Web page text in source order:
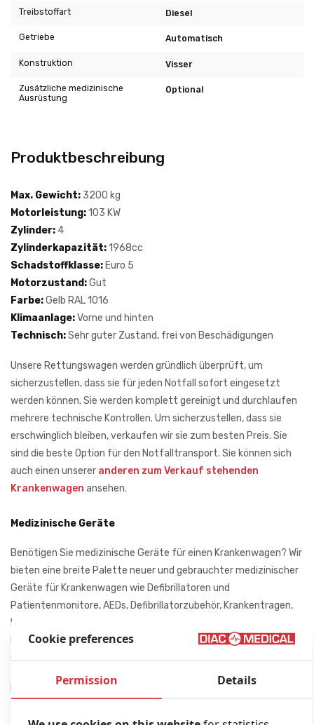
Treibstoffart Diesel
Getriebe Automatisch
Konstruktion Visser
Zusätzliche medizinische
Ausrüstung
Optional
Produktbeschreibung
Max. Gewicht: 3200 kg
Motorleistung:103 KW
Zylinder: 4
Zylinderkapazität:1968cc
Schadstoffklasse:Euro 5
Motorzustand:Gut
Farbe:Gelb RAL 1016
Klimaanlage:Vorne und hinten
Technisch:Sehr guter Zustand, frei von Beschädigungen
Unsere Rettungswagen werden gründlich überprüft, um
sicherzustellen, dass sie für jeden Notfall sofort eingesetzt
werden können. Sie werden komplett gereinigt und durchlaufen
mehrere technische Kontrollen. Um sicherzustellen, dass sie
erschwinglich bleiben, verkaufen wir sie zum besten Preis. Sie
sind die beste Option für den Notfalltransport. Sie können sich
auch einen unserer anderen zum Verkauf stehenden
Krankenwagen ansehen.
Medizinische Geräte
Benötigen Sie medizinische Geräte für einen Krankenwagen? Wir
bieten eine breite Palette neuer und gebrauchter medizinischer
Geräte für Krankenwagen wie Defibrillatoren und
Patientenmonitore, AEDs, Defibrillatorzubehör, Krankentragen,
Immobilisierungsgeräte, Aspirations- und Absauggeräte,
Beatmungsgeräte, Beatmungsgeräte, andere kleine EMS-
Geräte wie Helme, Taschen und mehr.
kontaktieren Sie uns für weitere Informationen.
Cookie preferences
Permission Details